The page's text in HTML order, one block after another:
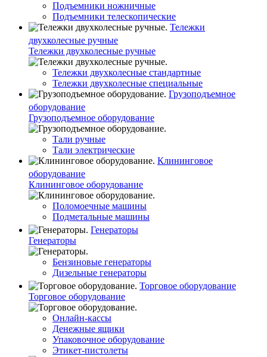
Подъемники ножничные
Подъемники телескопические
Тележки
двухколесные ручные
Тележки двухколесные ручные
Тележки двухколесные стандартные
Тележки двухколесные специальные
Грузоподъемное
оборудование
Грузоподъемное оборудование
Тали ручные
Тали электрические
Клининговое
оборудование
Клининговое оборудование
Поломоечные машины
Подметальные машины
Генераторы
Генераторы
Бензиновые генераторы
Дизельные генераторы
Торговое оборудование
Торговое оборудование
Онлайн-кассы
Денежные ящики
Упаковочное оборудование
Этикет-пистолеты